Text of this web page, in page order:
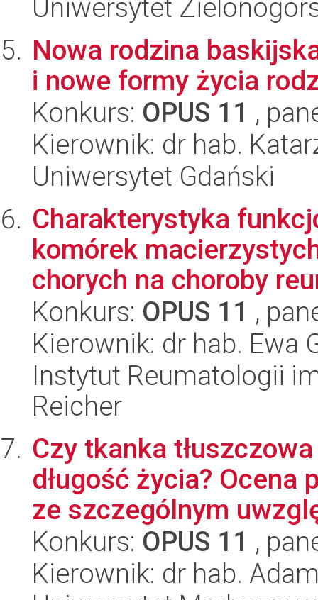
Uniwersytet
Nowa rodzina
i nowe formy życia
Konkurs: OPUS 11 ,
Kierownik: dr hab.
Uniwersytet Gdański
Charakterystyka
komórek
chorych na choroby
Konkurs: OPUS 11 ,
Kierownik: dr hab. Ewa
Instytut Reumatologii
Reicher
Czy tkanka
długość życia?
ze szczególnym
Konkurs: OPUS 11 ,
Kierownik: dr hab.